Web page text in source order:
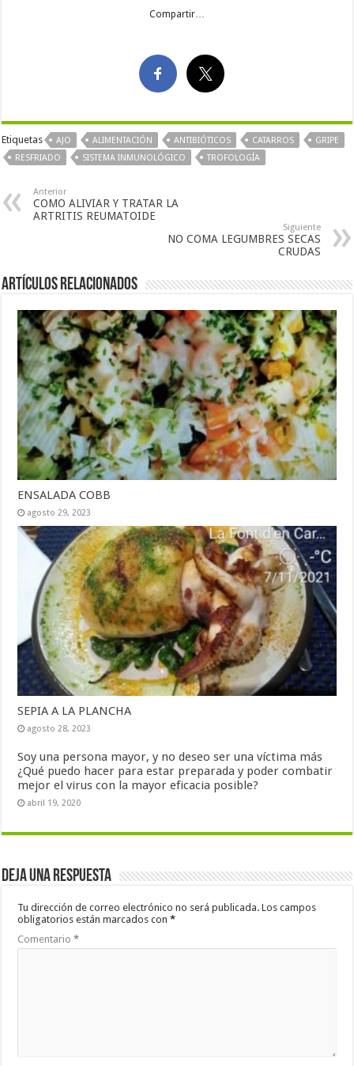
Compartir…
Etiquetas AJO ALIMENTACIÓN ANTIBIÓTICOS CATARROS
GRIPE
RESFRIADO
SISTEMA INMUNOLÓGICO TROFOLOGÍA
Anterior
COMO ALIVIAR Y TRATAR LA
ARTRITIS REUMATOIDE
Siguiente
NO COMA LEGUMBRES SECAS
CRUDAS
Artículos Relacionados
ENSALADA COBB
agosto 29, 2023
SEPIA A LA PLANCHA
agosto 28, 2023
Soy una persona mayor, y no deseo ser una víctima más
¿Qué puedo hacer para estar preparada y poder combatir
mejor el virus con la mayor eficacia posible?
abril 19, 2020
Deja una respuesta
Tu dirección de correo electrónico no será publicada. Los campos
obligatorios están marcados con*
Comentario*